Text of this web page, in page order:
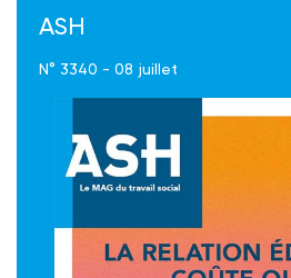
ASH
N° 3340 - 08 juillet